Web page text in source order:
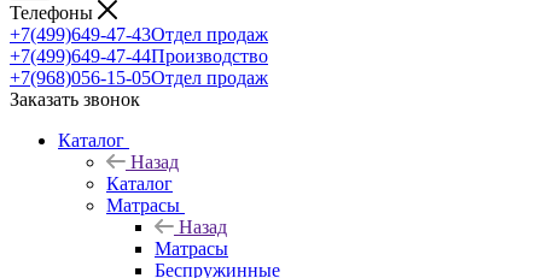
Телефоны
+7(499)649-47-43Отдел продаж
+7(499)649-47-44Производство
+7(968)056-15-05Отдел продаж
Заказать звонок
Каталог
Назад
Каталог
Матрасы
Назад
Матрасы
Беспружинные